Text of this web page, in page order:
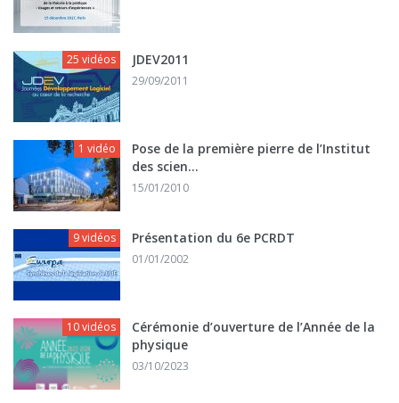
25 vidéos JDEV2011
29/09/2011
1 vidéo
Pose de la première pierre de l’Institut
des scien...
15/01/2010
9 vidéos Présentation du 6e PCRDT
01/01/2002
10 vidéos
Cérémonie d’ouverture de l’Année de la
physique
03/10/2023